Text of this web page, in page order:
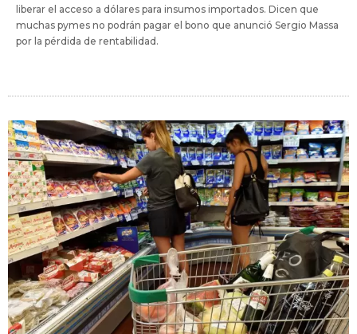
liberar el acceso a dólares para insumos importados. Dicen que
muchas pymes no podrán pagar el bono que anunció Sergio Massa
por la pérdida de rentabilidad.